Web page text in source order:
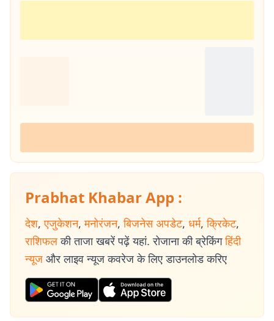
Prabhat Khabar App :
देश, एजुकेशन, मनोरंजन, बिजनेस अपडेट, धर्म, क्रिकेट,
राशिफल की ताजा खबरें पढ़ें यहां. रोजाना की ब्रेकिंग हिंदी
न्यूज और लाइव न्यूज कवरेज के लिए डाउनलोड करिए